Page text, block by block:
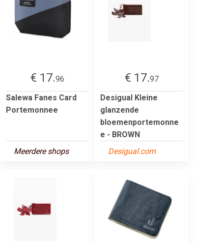
€ 17.96
Salewa Fanes Card
Portemonnee
Meerdere shops
€ 17.97
Desigual Kleine
glanzende
bloemenportemonne
e - BROWN
Desigual.com